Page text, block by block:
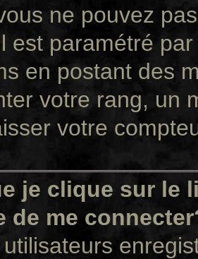
ne pouvez
est paramétré
en postant des
votre rang, un
votre
je clique sur le
de me